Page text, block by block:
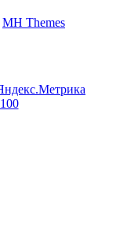
MH Themes